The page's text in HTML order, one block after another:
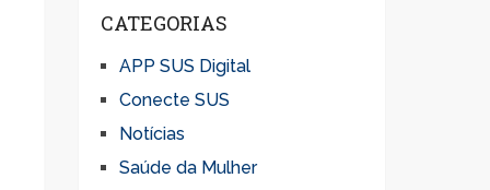
CATEGORIAS
APP SUS Digital
Conecte SUS
Notícias
Saúde da Mulher